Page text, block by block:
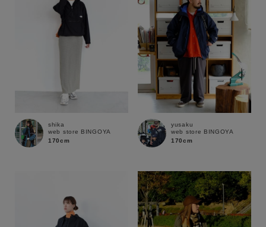
shika
web store BINGOYA
170cm
yusaku
web store BINGOYA
170cm